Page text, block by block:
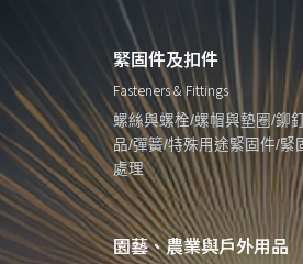
緊固件及扣件
Fasteners & Fittings
螺絲與螺栓/螺帽與墊圈/鉚
品/彈簧/特殊用途緊固件/緊
處理
園藝、農業與戶外用品